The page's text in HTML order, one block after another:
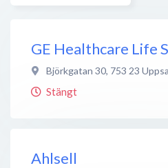
GE Healthcare Life
Björkgatan 30, 753 23
Stängt
Ahlsell